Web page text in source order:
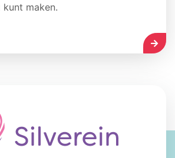
maken.